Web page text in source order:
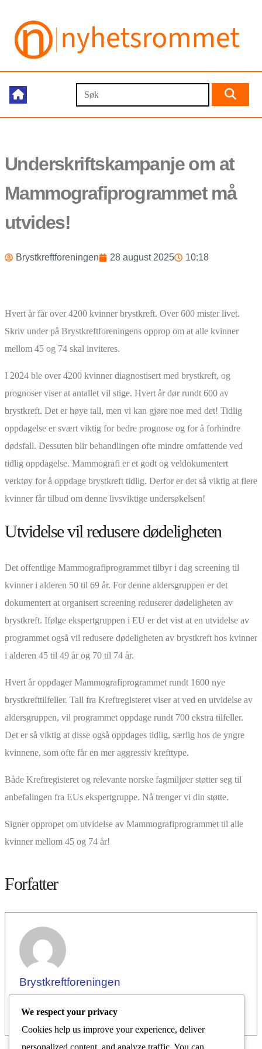
Underskriftskampanje om at
Mammografiprogrammet må
utvides!
Brystkreftforeningen 28 august 2025 10:18
Hvert år får over 4200 kvinner brystkreft. Over 600 mister livet.
Skriv under på Brystkreftforeningens opprop om at alle kvinner
mellom 45 og 74 skal inviteres.
I 2024 ble over 4200 kvinner diagnostisert med brystkreft, og
prognoser viser at antallet vil stige. Hvert år dør rundt 600 av
brystkreft. Det er høye tall, men vi kan gjøre noe med det! Tidlig
oppdagelse er svært viktig for bedre prognose og for å forhindre
dødsfall. Dessuten blir behandlingen ofte mindre omfattende ved
tidlig oppdagelse. Mammografi er et godt og veldokumentert
verktøy for å oppdage brystkreft tidlig. Derfor er det så viktig at flere
kvinner får tilbud om denne livsviktige undersøkelsen!
Utvidelse vil redusere dødeligheten
Det offentlige Mammografiprogrammet tilbyr i dag screening til
kvinner i alderen 50 til 69 år. For denne aldersgruppen er det
dokumentert at organisert screening reduserer dødeligheten av
brystkreft. Ifølge ekspertgruppen i EU er det vist at en utvidelse av
programmet også vil redusere dødeligheten av brystkreft hos kvinner
i alderen 45 til 49 år og 70 til 74 år.
Hvert år oppdager Mammografiprogrammet rundt 1600 nye
brystkrefttilfeller. Tall fra Kreftregisteret viser at ved en utvidelse av
aldersgruppen, vil programmet oppdage rundt 700 ekstra tilfeller.
Det er så viktig at disse også oppdages tidlig, særlig hos de yngre
kvinnene, som ofte får en mer aggressiv krefttype.
Både Kreftregisteret og relevante norske fagmiljøer støtter seg til
anbefalingen fra EUs ekspertgruppe. Nå trenger vi din støtte.
Signer oppropet om utvidelse av Mammografiprogrammet til alle
kvinner mellom 45 og 74 år!
Forfatter
Brystkreftforeningen
We respect your privacy
Cookies help us improve your experience, deliver
personalized content, and analyze traffic. You can